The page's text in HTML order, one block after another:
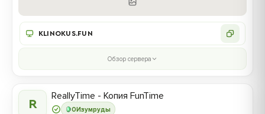
KLINOKUS.FUN
Обзор сервера
R 0Изумруды
ReallyTime - Копия FunTime